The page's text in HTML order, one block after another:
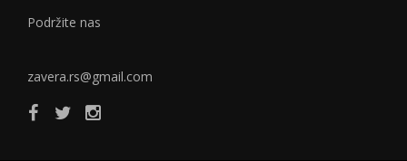
Podržite nas
zavera.rs@gmail.com